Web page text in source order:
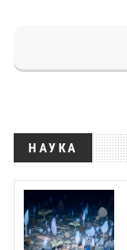
НАУКА